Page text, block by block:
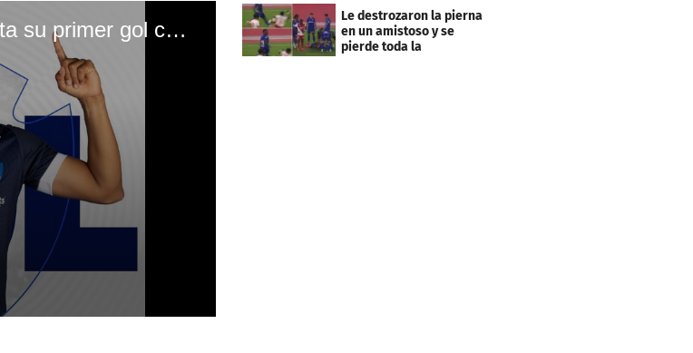
El hondureño Marcelo Pereira anota su primer gol con el Cartaginés de Costa Rica
Le destrozaron la pierna
en un amistoso y se
pierde toda la